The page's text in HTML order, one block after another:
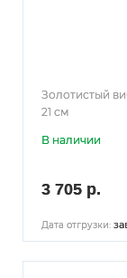
Золотистый
21 см
В наличии
3 705 р.
Дата отгрузки: